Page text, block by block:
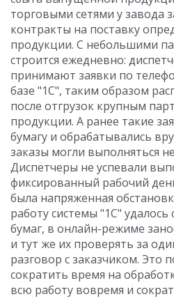
торговыми сетями у завода
контракты на поставку
продукции. С небольшими
строится ежедневно:
принимают заявки по
базе "1С", таким образом
после отгрузок крупным
продукции. А ранее такие
бумагу и обрабатывались
заказы могли выполняться
Диспетчеры не успевали
фиксированный рабочий
была напряженная
работу системы "1С" удалось
бумаг, в онлайн-режиме
и тут же их проверять за
разговор с заказчиком. Это
сократить время на
всю работу вовремя и